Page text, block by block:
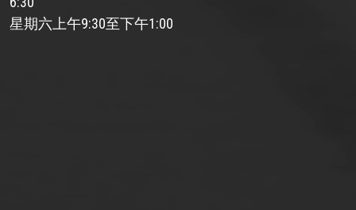
星期六上午9:30至下午1:00